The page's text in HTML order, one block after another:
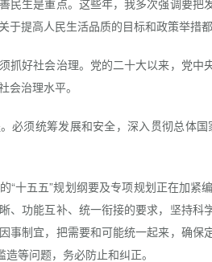
生是重点。这些年，我多次强调要把
于提高人民生活品质的目标和政策举措
好社会治理。党的二十大以来，党中
会治理水平。
须统筹发展和安全，深入贯彻总体国
五五”规划纲要及专项规划正在加紧
、功能互补、统一衔接的要求，坚持
事制宜，把需要和可能统一起来，确
造等问题，务必防止和纠正。